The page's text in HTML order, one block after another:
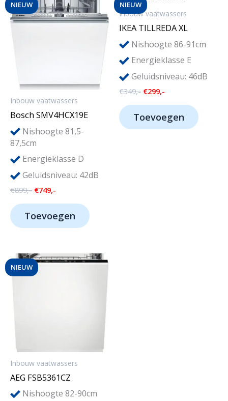
NIEUW
Inbouw vaatwassers
Bosch SMV4HCX19E
Nishoogte 81,5-
87,5cm
Energieklasse D
Geluidsniveau: 42dB
€899,- Oorspronkelijke
€899,-.
€749,-
€749,-.
Toevoegen
NIEUW
Inbouw vaatwassers
IKEA TILLREDA XL
Nishoogte 86-91cm
Energieklasse E
Geluidsniveau: 46dB
€349,- Oorspronkelijke
€349,-.
€299,-
€299,-.
Toevoegen
NIEUW
Inbouw vaatwassers
AEG FSB5361CZ
Nishoogte 82-90cm